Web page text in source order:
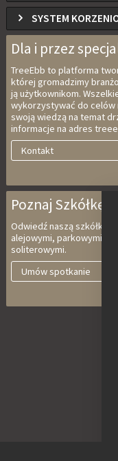
SYSTEM
Dla i przez
TreeEbb to platforma
której gromadzimy
ją użytkownikom.
wykorzystywać do celów
swoją wiedzą na temat
informacje na adres
Kontakt
Poznaj Szkółkę
Odwiedź naszą szkółkę
alejowymi, parkowymi,
soliterowymi.
Umów spotkanie